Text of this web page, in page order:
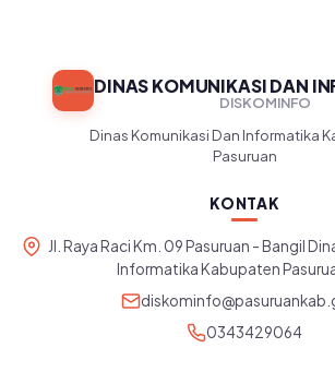
DINAS KOMUNIKASI DAN
DISKOMINFO
Dinas Komunikasi Dan Informatika
Pasuruan
KONTAK
Jl. Raya Raci Km. 09 Pasuruan - Bangil
Informatika Kabupaten
0343429064